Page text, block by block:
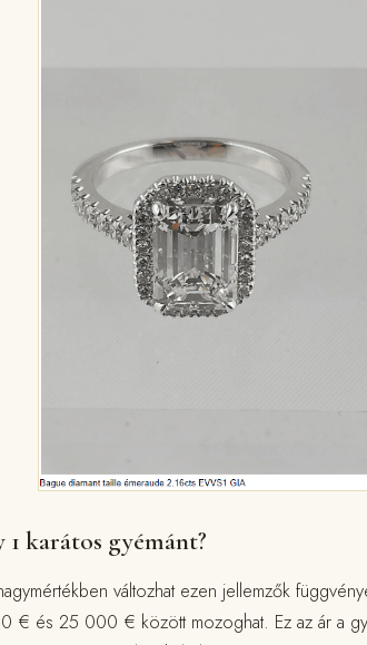
karátos gyémánt?
változhat ezen jellemzők
€ és 25 000 € között mozoghat. Ez az ár a